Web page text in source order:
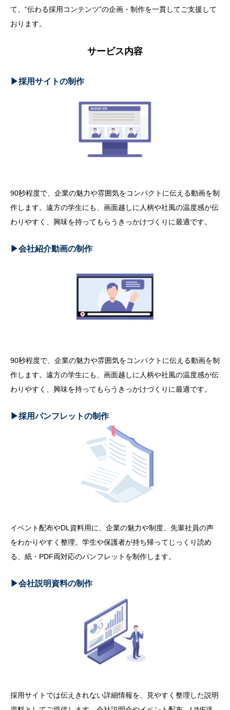
て、“伝わる採用コンテンツ”の企画・制作を一貫してご支援して
おります。
サービス内容
▶︎採用サイトの制作
90秒程度で、企業の魅力や雰囲気をコンパクトに伝える動画を制
作します。遠方の学生にも、画面越しに人柄や社風の温度感が伝
わりやすく、興味を持ってもらうきっかけづくりに最適です。
▶︎会社紹介動画の制作
90秒程度で、企業の魅力や雰囲気をコンパクトに伝える動画を制
作します。遠方の学生にも、画面越しに人柄や社風の温度感が伝
わりやすく、興味を持ってもらうきっかけづくりに最適です。
▶︎採用パンフレットの制作
イベント配布やDL資料用に、企業の魅力や制度、先輩社員の声
をわかりやすく整理。学生や保護者が持ち帰ってじっくり読め
る、紙・PDF両対応のパンフレットを制作します。
▶︎会社説明資料の制作
採用サイトでは伝えきれない詳細情報を、見やすく整理した説明